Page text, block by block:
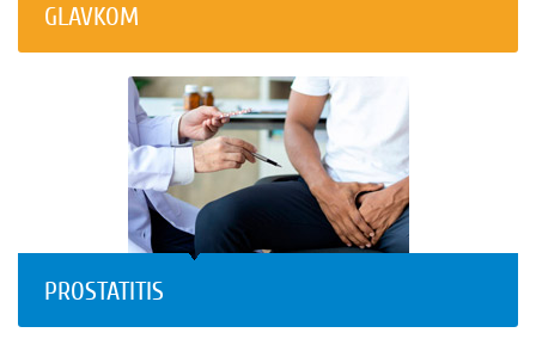
GLAVKOM
PROSTATITIS